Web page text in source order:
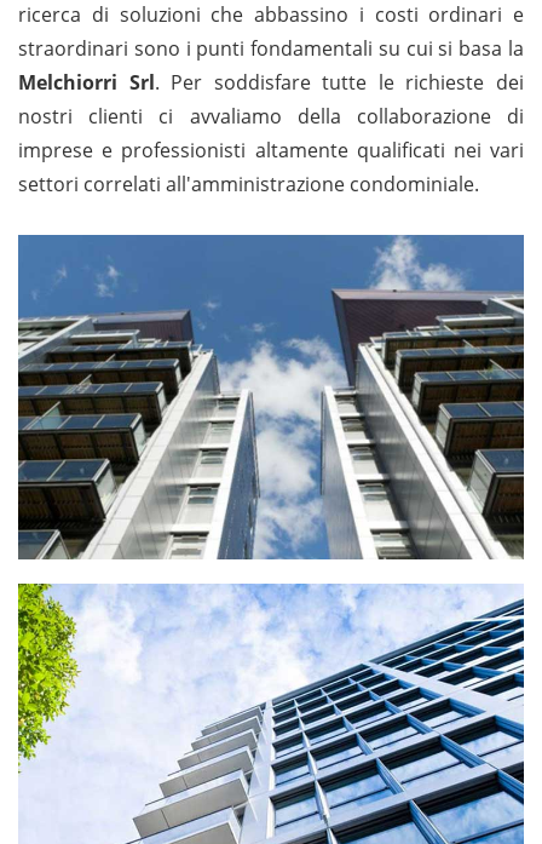
ricerca di soluzioni che abbassino i costi ordinari e
straordinari sono i punti fondamentali su cui si basa la
Melchiorri Srl. Per soddisfare tutte le richieste dei
nostri clienti ci avvaliamo della collaborazione di
imprese e professionisti altamente qualificati nei vari
settori correlati all'amministrazione condominiale.